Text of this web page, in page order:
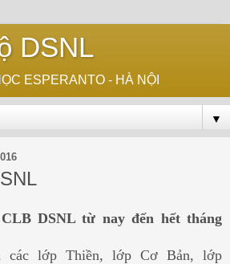
DSNL
ESPERANTO - HÀ NỘI
▼
DSNL từ nay đến hết tháng
các lớp Thiền, lớp Cơ Bản, lớp